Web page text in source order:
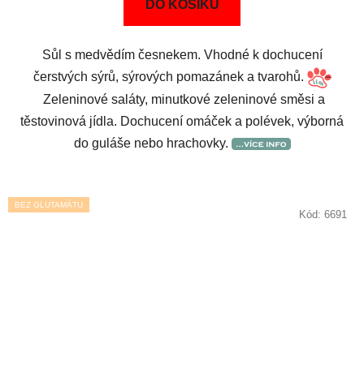
DO KOŠÍKU
Sůl s medvědím česnekem. Vhodné k dochucení
čerstvých sýrů, sýrových pomazánek a tvarohů.
Zeleninové saláty, minutkové zeleninové směsi a
těstovinová jídla. Dochucení omáček a polévek, výborná
do guláše nebo hrachovky.
BEZ GLUTAMÁTU
Kód: 6691